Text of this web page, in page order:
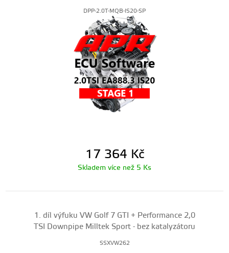
DPP-2.0T-MQB-IS20-SP
17 364 Kč
Skladem více než 5 Ks
1. díl výfuku VW Golf 7 GTI + Performance 2,0
TSI Downpipe Milltek Sport - bez katalyzátoru
SSXVW262